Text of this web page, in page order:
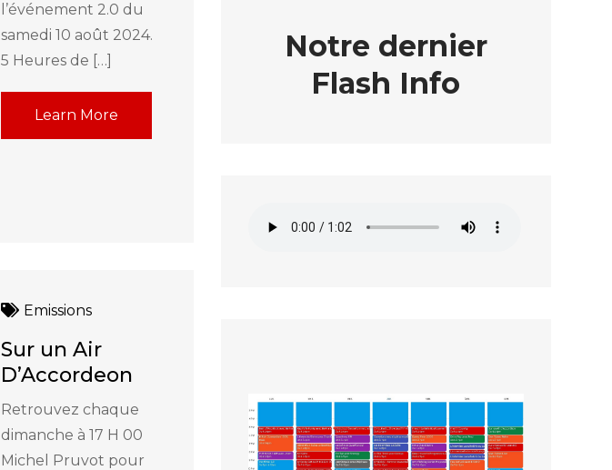
l’événement 2.0 du
samedi 10 août 2024.
5 Heures de […]
Learn More
Emissions
Sur un Air
D’Accordeon
Retrouvez chaque
dimanche à 17 H 00
Michel Pruvot pour
Notre dernier
Flash Info